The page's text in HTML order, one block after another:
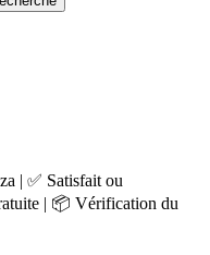
| ✅ Satisfait ou
| 📦 Vérification du